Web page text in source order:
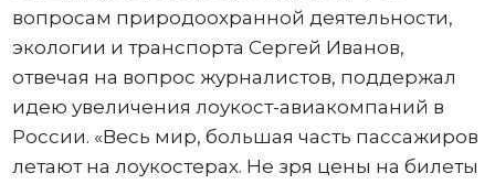
вопросам природоохранной деятельности,
экологии и транспорта Сергей Иванов,
отвечая на вопрос журналистов, поддержал
идею увеличения лоукост-авиакомпаний в
России. «Весь мир, большая часть пассажиров
летают на лоукостерах. Не зря цены на билеты